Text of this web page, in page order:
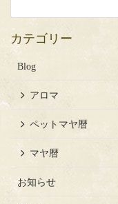
カテゴリー
Blog
アロマ
ペットマヤ暦
マヤ暦
お知らせ